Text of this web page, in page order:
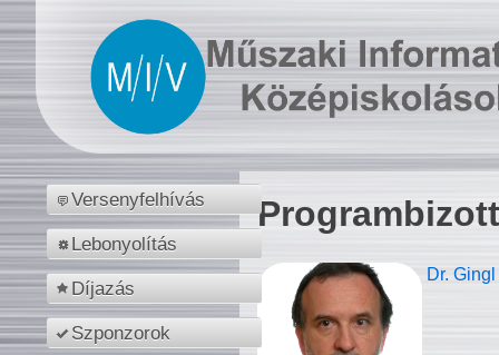
Versenyfelhívás
Lebonyolítás
Díjazás
Szponzorok
Dr.